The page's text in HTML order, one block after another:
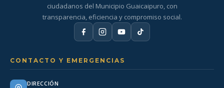
ciudadanos del Municipio Guaicaipuro, con
transparencia, eficiencia y compromiso social.
CONTACTO Y EMERGENCIAS
DIRECCIÓN